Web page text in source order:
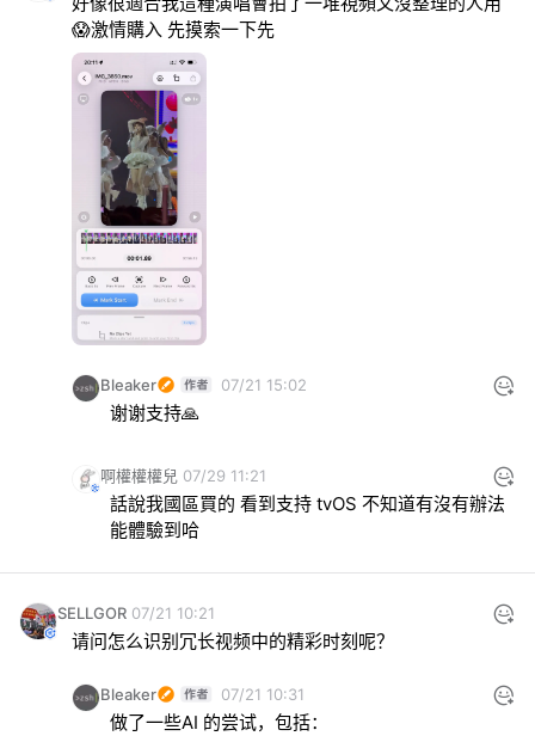
😱激情購入 先摸索一下先
Bleaker 07/21 15:02
谢谢支持🙏
啊權權權兒 07/29 11:21
話說我國區買的 看到支持 tvOS 不知道有沒有辦法
能體驗到哈
SELLGOR 07/21 10:21
请问怎么识别冗长视频中的精彩时刻呢？
Bleaker 07/21 10:31
做了一些AI 的尝试，包括：